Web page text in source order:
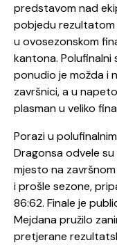
predstavom nad
pobjedu rezultatom
u ovosezonskom
kantona. Polufinalni
ponudio je možda i
završnici, a u
plasman u veliko
Porazi u
Dragonsa odvele
mjesto na
i prošle sezone,
86:62. Finale je
Mejdana pružilo
pretjerane